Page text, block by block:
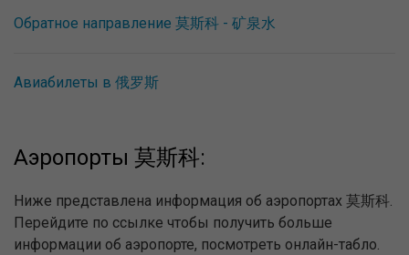
Обратное направление 莫斯科 - 矿泉水
Авиабилеты в 俄罗斯
Аэропорты 莫斯科:
Ниже представлена информация об аэропортах 莫斯科.
Перейдите по ссылке чтобы получить больше
информации об аэропорте, посмотреть онлайн-табло.